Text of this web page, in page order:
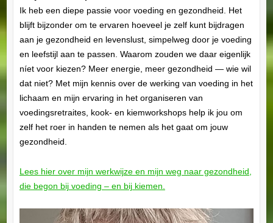
Ik heb een diepe passie voor voeding en gezondheid. Het
blijft bijzonder om te ervaren hoeveel je zelf kunt bijdragen
aan je gezondheid en levenslust, simpelweg door je voeding
en leefstijl aan te passen. Waarom zouden we daar eigenlijk
níet voor kiezen? Meer energie, meer gezondheid — wie wil
dat niet? Met mijn kennis over de werking van voeding in het
lichaam en mijn ervaring in het organiseren van
voedingsretraites, kook- en kiemworkshops help ik jou om
zelf het roer in handen te nemen als het gaat om jouw
gezondheid.
Lees hier over mijn werkwijze en mijn weg naar gezondheid,
die begon bij voeding – en bij kiemen.